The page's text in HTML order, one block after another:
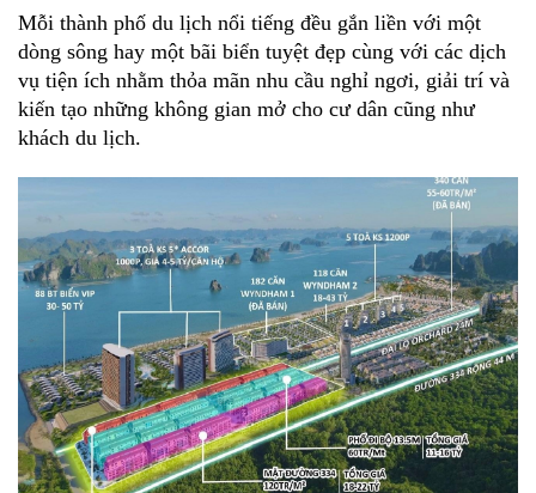
Mỗi thành phố du lịch nổi tiếng đều gắn liền với một
dòng sông hay một bãi biển tuyệt đẹp cùng với các dịch
vụ tiện ích nhằm thỏa mãn nhu cầu nghỉ ngơi, giải trí và
kiến tạo những không gian mở cho cư dân cũng như
khách du lịch.